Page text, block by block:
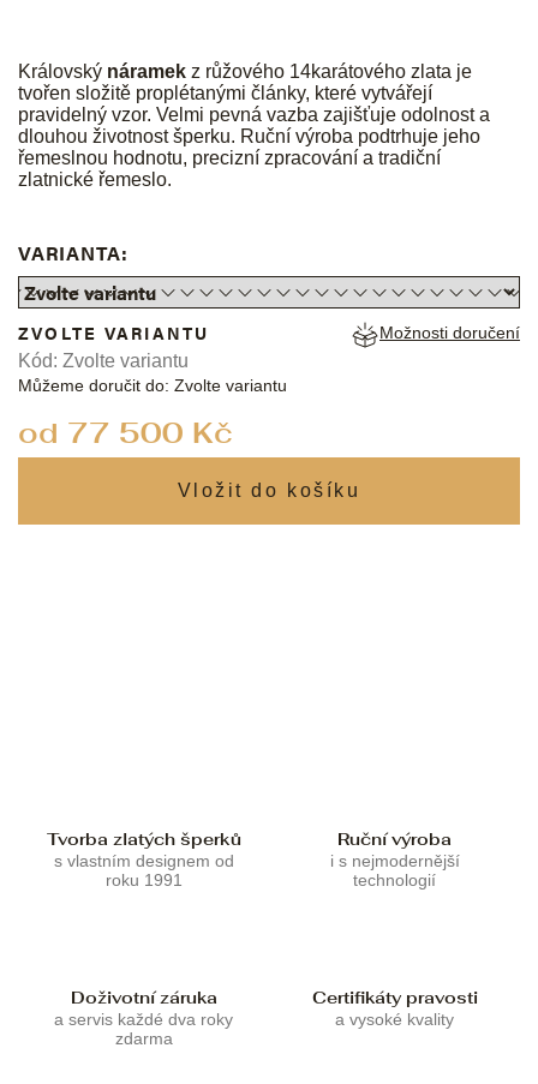
Královský náramek z růžového 14karátového zlata je
tvořen složitě proplétanými články, které vytvářejí
pravidelný vzor. Velmi pevná vazba zajišťuje odolnost a
dlouhou životnost šperku. Ruční výroba podtrhuje jeho
řemeslnou hodnotu, precizní zpracování a tradiční
zlatnické řemeslo.
VARIANTA:
od 77 500 Kč
ZVOLTE VARIANTU
Můžeme doručit do: Zvolte variantu
Možnosti doručení
Kód: Zvolte variantu
Tvorba zlatých šperků
s vlastním designem od
roku 1991
Ruční výroba
i s nejmodernější
technologií
Doživotní záruka
a servis každé dva roky
zdarma
Certifikáty pravosti
a vysoké kvality